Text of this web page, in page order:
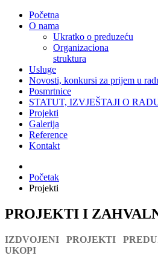
Početna
O nama
Ukratko o preduzeću
Organizaciona
struktura
Usluge
Novosti, konkursi za prijem u
Posmrtnice
STATUT, IZVJEŠTAJI O
Projekti
Galerija
Reference
Kontakt
Početak
Projekti
PROJEKTI I
IZDVOJENI PROJEKTI
UKOPI